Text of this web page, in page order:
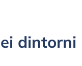
dintorni